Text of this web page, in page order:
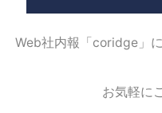
Web社内報「coridge」
お気軽に